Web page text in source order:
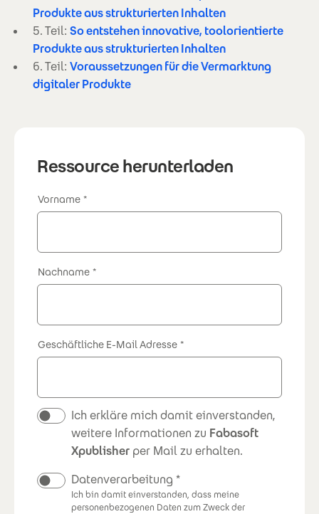
Produkte aus strukturierten Inhalten
5. Teil: So entstehen innovative, toolorientierte
Produkte aus strukturierten Inhalten
6. Teil: Voraussetzungen für die Vermarktung
digitaler Produkte
Ressource herunterladen
Vorname
Nachname
Geschäftliche E-Mail Adresse
Newsletter
Ich erkläre mich damit einverstanden,
weitere Informationen zu Fabasoft
Xpublisher per Mail zu erhalten.
Datenverarbeitung
Ich bin damit einverstanden, dass meine
personenbezogenen Daten zum Zweck der